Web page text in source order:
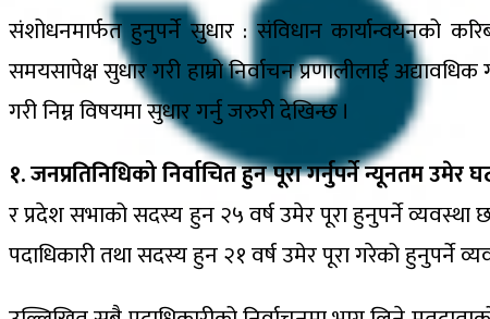
संशोधनमार्फत हुनुपर्ने सुधार : संविधान कार्यान्वयनको
समयसापेक्ष सुधार गरी हाम्रो निर्वाचन प्रणालीलाई
गरी निम्न विषयमा सुधार गर्नु जरुरी देखिन्छ ।
१. जनप्रतिनिधिको निर्वाचित हुन पूरा गर्नुपर्ने न्यूनतम उमेर
र प्रदेश सभाको सदस्य हुन २५ वर्ष उमेर पूरा हुनुपर्ने
पदाधिकारी तथा सदस्य हुन २१ वर्ष उमेर पूरा गरेको हुनुपर्ने